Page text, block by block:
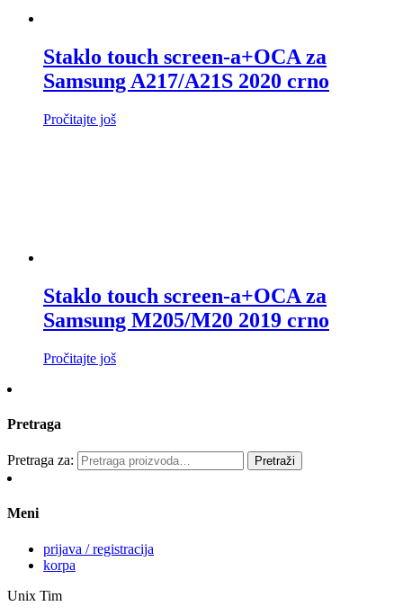
Staklo touch screen-a+OCA za
Samsung A217/A21S 2020 crno
Pročitajte još
Staklo touch screen-a+OCA za
Samsung M205/M20 2019 crno
Pročitajte još
Pretraga
Pretraga za: Pretraži
Meni
prijava / registracija
korpa
Unix Tim